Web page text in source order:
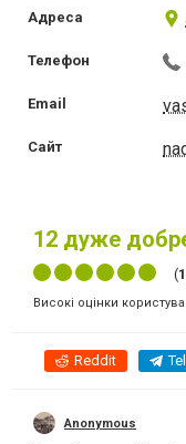
Адреса
Телефон
Email
Сайт
12 дуже
(
Високі оцінки
Reddit
Anonymous